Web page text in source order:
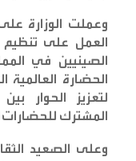
وعملت الوزارة
العمل على تنظيم
الصينيين في
لتعزيز الحوار
المشترك للحضارات
وعلى الصعيد